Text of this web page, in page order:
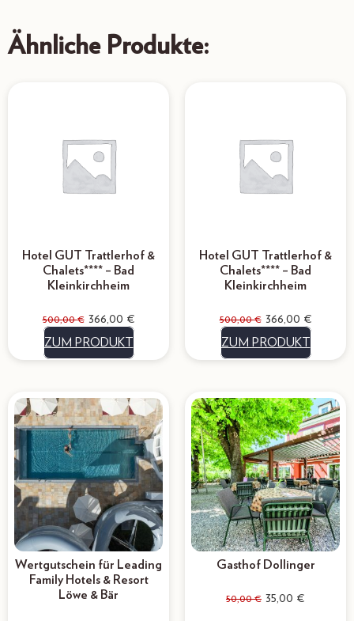
Ähnliche Produkte:
Hotel GUT Trattlerhof &
Chalets**** – Bad
Kleinkirchheim
500,00€ 366,00 €
ZUM PRODUKT
Hotel GUT Trattlerhof &
Chalets**** – Bad
Kleinkirchheim
500,00€ 366,00 €
ZUM PRODUKT
Wertgutschein für Leading
Family Hotels & Resort
Löwe & Bär
Gasthof Dollinger
50,00€ 35,00 €